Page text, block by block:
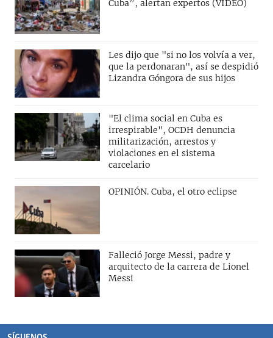
Cuba”, alertan expertos (VIDEO)
Les dijo que "si no los volvía a ver,
que la perdonaran", así se despidió
Lizandra Góngora de sus hijos
"El clima social en Cuba es
irrespirable", OCDH denuncia
militarización, arrestos y
violaciones en el sistema
carcelario
OPINIÓN. Cuba, el otro eclipse
Falleció Jorge Messi, padre y
arquitecto de la carrera de Lionel
Messi